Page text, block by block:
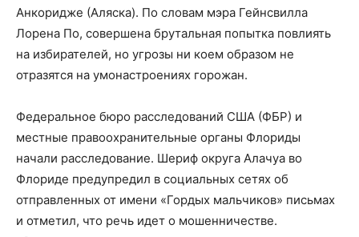
Анкоридже (Аляска). По словам мэра Гейнсвилла
Лорена По, совершена брутальная попытка повлиять
на избирателей, но угрозы ни коем образом не
отразятся на умонастроениях горожан.
Федеральное бюро расследований США (ФБР) и
местные правоохранительные органы Флориды
начали расследование. Шериф округа Алачуа во
Флориде предупредил в социальных сетях об
отправленных от имени «Гордых мальчиков» письмах
и отметил, что речь идет о мошенничестве.